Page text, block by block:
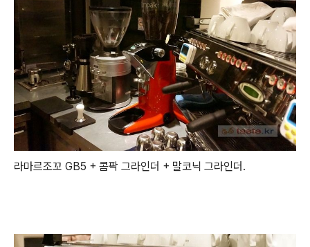
라마르조꼬 GB5 + 콤팍 그라인더 + 말코닉 그라인더.